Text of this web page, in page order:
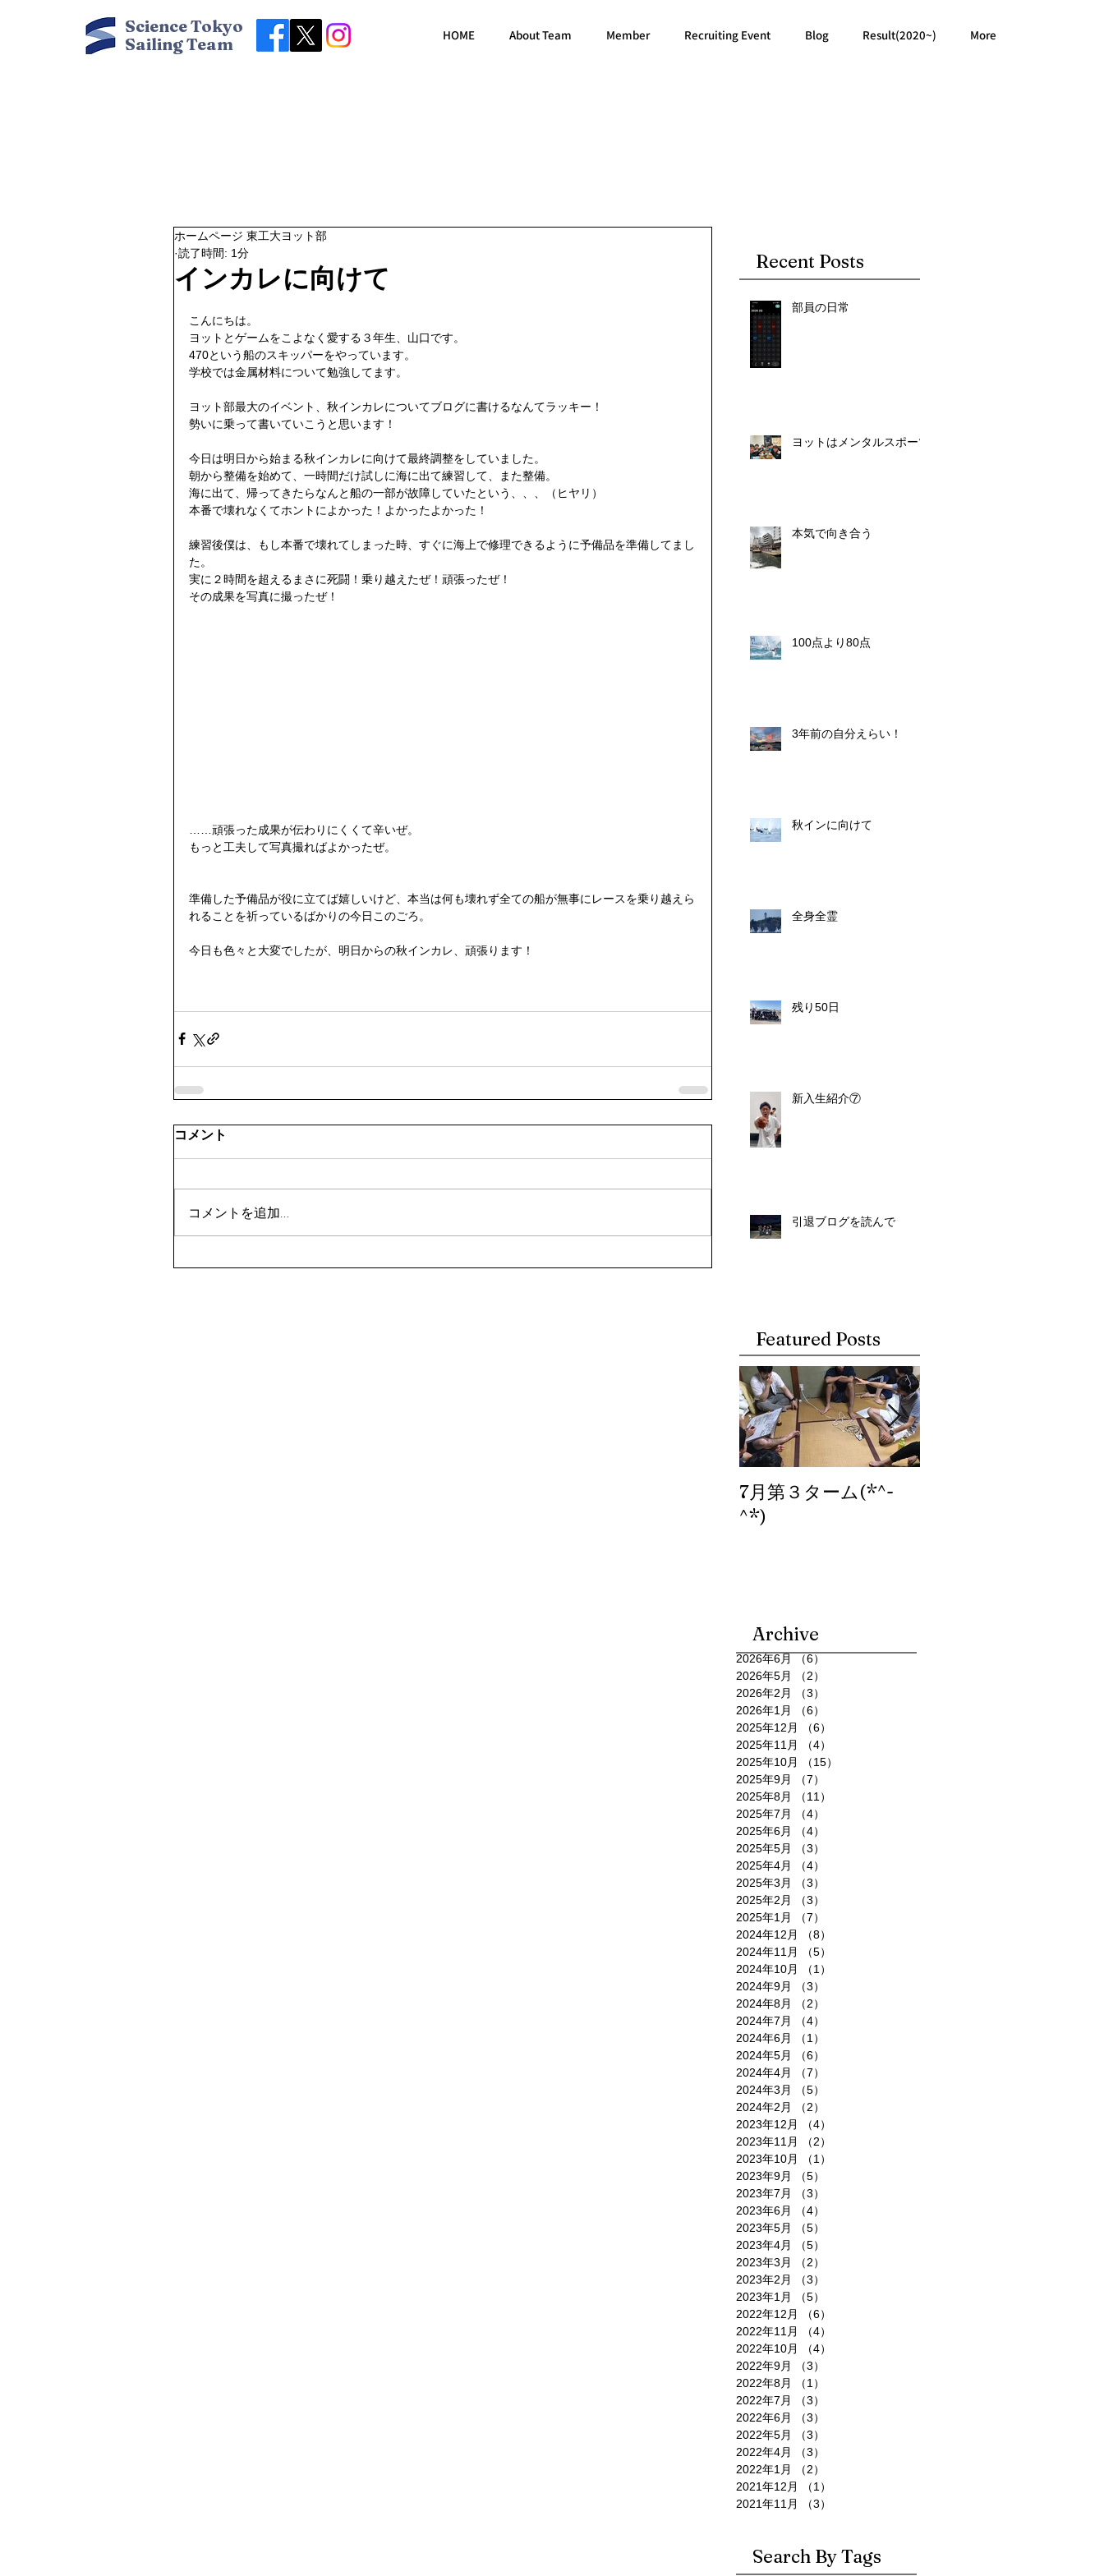
Science Tokyo
Sailing Team
HOME About Team Member Recruiting Event Blog Result(2020~) More
インカレに向けて
ホームページ 東工大ヨット部
読了時間: 1分
こんにちは。
ヨットとゲームをこよなく愛する３年生、山口です。
470という船のスキッパーをやっています。
学校では金属材料について勉強してます。
ヨット部最大のイベント、秋インカレについてブログに書けるなんてラッキー！
勢いに乗って書いていこうと思います！
今日は明日から始まる秋インカレに向けて最終調整をしていました。
朝から整備を始めて、一時間だけ試しに海に出て練習して、また整備。
海に出て、帰ってきたらなんと船の一部が故障していたという、、、（ヒヤリ）
本番で壊れなくてホントによかった！よかったよかった！
練習後僕は、もし本番で壊れてしまった時、すぐに海上で修理できるように予備品を準備してまし
た。
実に２時間を超えるまさに死闘！乗り越えたぜ！頑張ったぜ！
その成果を写真に撮ったぜ！
……頑張った成果が伝わりにくくて辛いぜ。
もっと工夫して写真撮ればよかったぜ。
準備した予備品が役に立てば嬉しいけど、本当は何も壊れず全ての船が無事にレースを乗り越えら
れることを祈っているばかりの今日このごろ。
今日も色々と大変でしたが、明日からの秋インカレ、頑張ります！
コメント
コメントを追加…
Recent Posts
部員の日常
ヨットはメンタルスポーツ
本気で向き合う
100点より80点
3年前の自分えらい！
秋インに向けて
全身全霊
残り50日
新入生紹介⑦
引退ブログを読んで
Featured Posts
7月第３ターム(*^-
^*)
2026年6月 （6）
2026年5月
（2）
2026年2月
（3）
2026年1月
（6）
2025年12月
（6）
2025年11月
（4）
2025年10月
（15）
2025年9月
（7）
2025年8月
（11）
2025年7月
（4）
2025年6月
（4）
2025年5月
（3）
2025年4月
（4）
2025年3月
（3）
2025年2月
（3）
2025年1月
（7）
2024年12月
（8）
2024年11月
（5）
2024年10月
（1）
2024年9月
（3）
2024年8月
（2）
2024年7月
（4）
2024年6月
（1）
2024年5月
（6）
2024年4月
（7）
2024年3月
（5）
2024年2月
（2）
2023年12月
（4）
2023年11月
（2）
2023年10月
（1）
2023年9月
（5）
2023年7月
（3）
2023年6月
（4）
2023年5月
（5）
2023年4月
（5）
2023年3月
（2）
2023年2月
（3）
2023年1月
（5）
2022年12月
（6）
2022年11月
（4）
2022年10月
（4）
2022年9月
（3）
2022年8月
（1）
2022年7月
（3）
2022年6月
（3）
2022年5月
（3）
2022年4月
（3）
2022年1月
（2）
2021年12月
（1）
2021年11月
（3）
Archive
Search By Tags